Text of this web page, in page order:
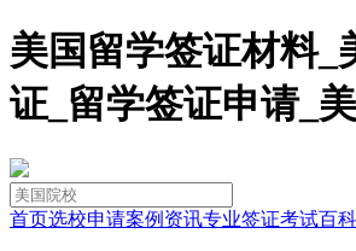
美国留学签证材料_
证_留学签证申请_
首页选校申请案例 资讯专业签证考试百科